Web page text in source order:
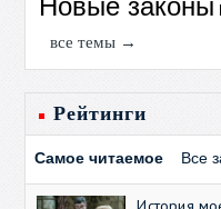
Новые законы
все темы →
Рейтинги
Самое читаемое Все